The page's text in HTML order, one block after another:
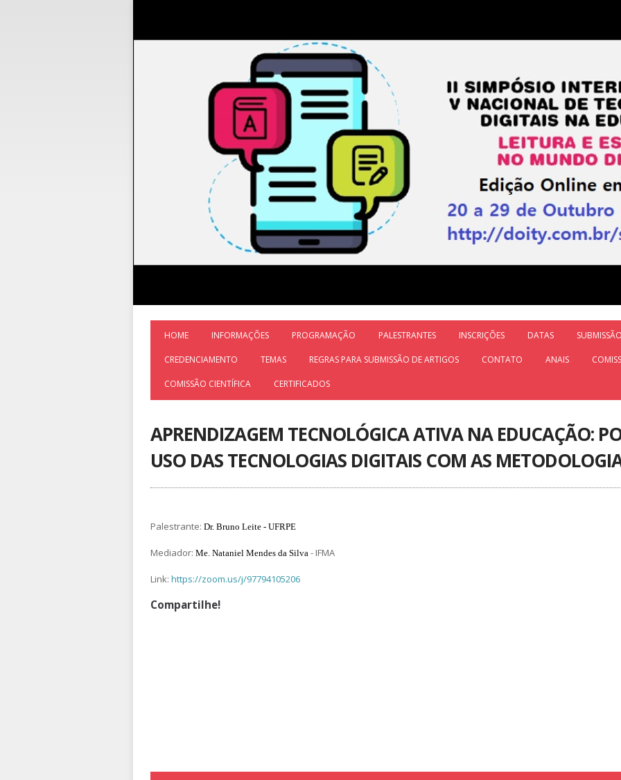
HOME INFORMAÇÕES PROGRAMAÇÃO PALESTRANTES INSCRIÇÕES DATAS
CREDENCIAMENTO TEMAS REGRAS PARA SUBMISSÃO DE ARTIGOS CONTATO ANAIS
COMISSÃO CIENTÍFICA CERTIFICADOS
APRENDIZAGEM TECNOLÓGICA ATIVA NA EDUCAÇÃO:
USO DAS TECNOLOGIAS DIGITAIS COM AS
Palestrante: Dr. Bruno Leite - UFRPE
Mediador: Me. Nataniel Mendes da Silva - IFMA
Link: https://zoom.us/j/97794105206
Compartilhe!